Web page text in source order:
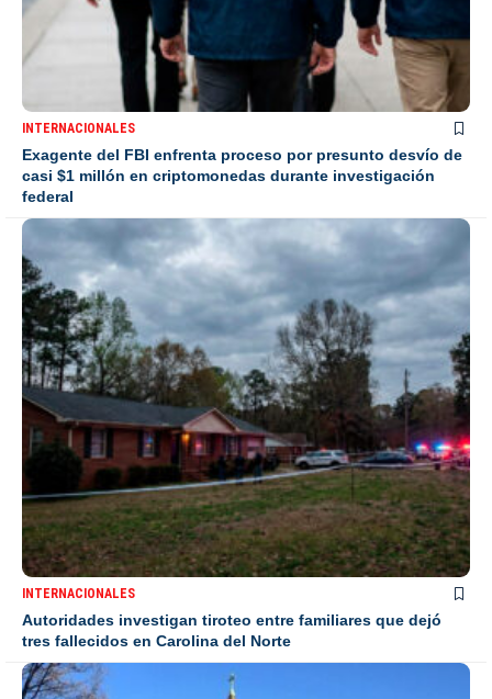
INTERNACIONALES
Exagente del FBI enfrenta proceso por presunto desvío de
casi $1 millón en criptomonedas durante investigación
federal
INTERNACIONALES
Autoridades investigan tiroteo entre familiares que dejó
tres fallecidos en Carolina del Norte